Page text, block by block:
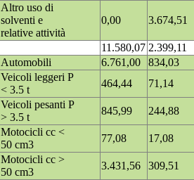
Altro uso di
solventi e
relative attività
0,00 3.674,51
11.580,07 2.399,11
Automobili
6.761,00
834,03
Veicoli leggeri P
< 3.5 t
464,44
71,14
Veicoli pesanti P
> 3.5 t
845,99
244,88
Motocicli cc <
50 cm3
77,08
17,08
Motocicli cc >
50 cm3
3.431,56
309,51